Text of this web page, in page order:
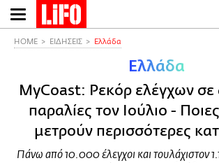
Παράκαμψη
προς
HOME ΕΙΔΗΣΕΙΣ Ελλάδα
Ελλάδα
MyCoast: Ρεκόρ ελέγχων σε
παραλίες τον Ιούλιο -
μετρούν περισσότερες
Πάνω από 10.000 έλεγχοι και τουλάχιστον